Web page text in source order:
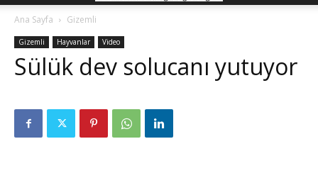
Ana Sayfa Gizemli
Gizemli Hayvanlar Video
Sülük dev solucanı yutuyor